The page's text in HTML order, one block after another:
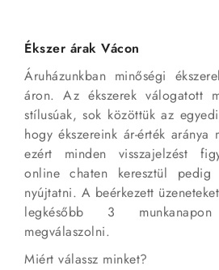
Ékszer árak Vácon
Áruházunkban minőségi
áron. Az ékszerek válogatott
stílusúak, sok közöttük az
hogy ékszereink ár-érték
ezért minden visszajelzést
online chaten keresztül pedig
nyújtatni. A beérkezett
legkésőbb 3
megválaszolni.
Miért válassz minket?